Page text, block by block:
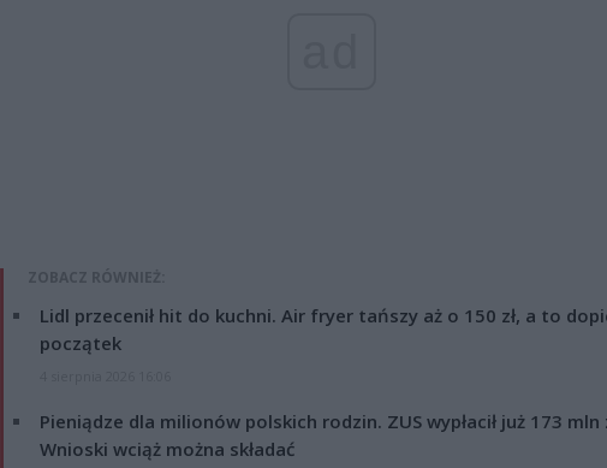
ZOBACZ RÓWNIEŻ:
Lidl przecenił hit do kuchni. Air fryer tańszy aż o 150 zł, a to
początek
Pieniądze dla milionów polskich rodzin. ZUS wypłacił już 173 mln
Wnioski wciąż można składać